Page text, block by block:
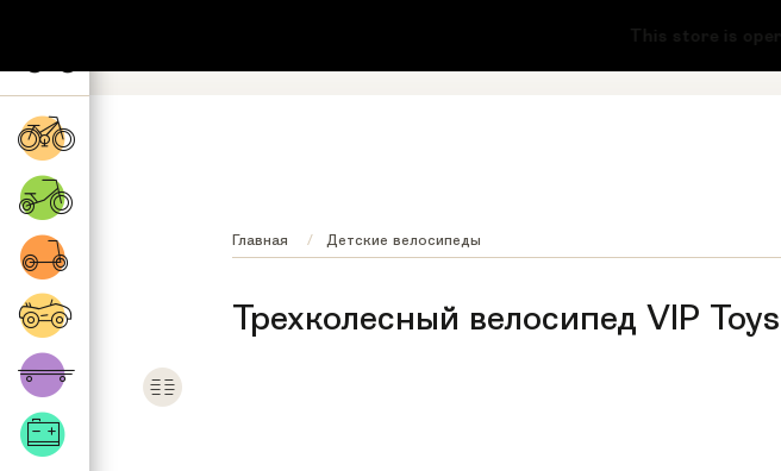
This store is
Главная Детские велосипеды
Трехколесный велосипед VIP